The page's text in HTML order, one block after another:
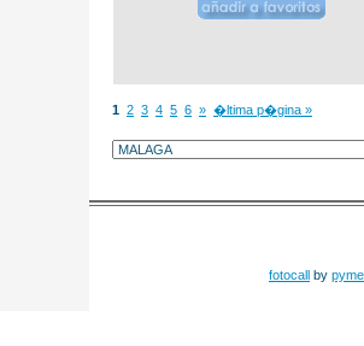
1 2 3 4 5 6 » �ltima p�gina »
fotocall by